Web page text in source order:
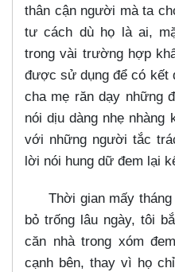
thân cận người mà ta
tư cách dù họ là ai,
trong vài trường hợp
được sử dụng để có kết
cha mẹ răn dạy những
nói dịu dàng nhẹ nhàng
với những người tắc
lời nói hung dữ đem lại
Thời gian mấy
bỏ trống lâu ngày, tôi
căn nhà trong xóm
cạnh bên, thay vì họ